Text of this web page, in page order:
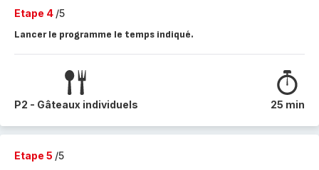
Etape 4 /5
Lancer le programme le temps indiqué.
P2 - Gâteaux individuels 25 min
Etape 5 /5